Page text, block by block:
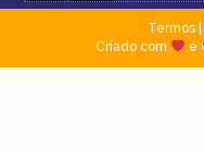
Termos|
Criado com
e